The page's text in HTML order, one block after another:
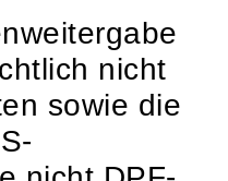
nicht
sowie die